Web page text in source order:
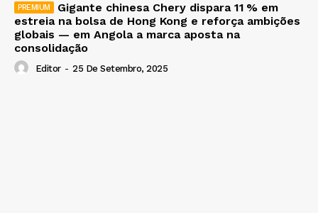
Gigante chinesa Chery dispara 11 % em
estreia na bolsa de Hong Kong e reforça ambições
globais — em Angola a marca aposta na
consolidação
Editor - 25 De Setembro, 2025